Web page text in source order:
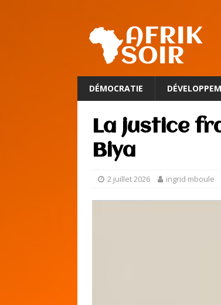
DÉMOCRATIE
La justice
Biya
2 juillet 2026 ingrid mboule